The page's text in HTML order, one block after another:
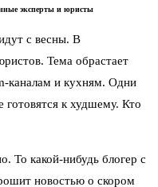
эксперты и юристы
с весны. В
Тема обрастает
каналам и кухням. Одни
готовятся к худшему. Кто
То какой-нибудь блогер с
новостью о скором